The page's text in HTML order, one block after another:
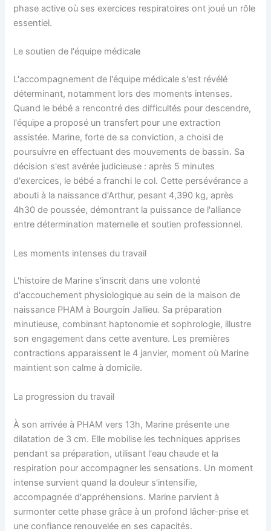
phase active où ses exercices respiratoires ont joué un rôle
essentiel.
Le soutien de l'équipe médicale
L'accompagnement de l'équipe médicale s'est révélé
déterminant, notamment lors des moments intenses.
Quand le bébé a rencontré des difficultés pour descendre,
l'équipe a proposé un transfert pour une extraction
assistée. Marine, forte de sa conviction, a choisi de
poursuivre en effectuant des mouvements de bassin. Sa
décision s'est avérée judicieuse : après 5 minutes
d'exercices, le bébé a franchi le col. Cette persévérance a
abouti à la naissance d'Arthur, pesant 4,390 kg, après
4h30 de poussée, démontrant la puissance de l'alliance
entre détermination maternelle et soutien professionnel.
Les moments intenses du travail
L'histoire de Marine s'inscrit dans une volonté
d'accouchement physiologique au sein de la maison de
naissance PHAM à Bourgoin Jallieu. Sa préparation
minutieuse, combinant haptonomie et sophrologie, illustre
son engagement dans cette aventure. Les premières
contractions apparaissent le 4 janvier, moment où Marine
maintient son calme à domicile.
La progression du travail
À son arrivée à PHAM vers 13h, Marine présente une
dilatation de 3 cm. Elle mobilise les techniques apprises
pendant sa préparation, utilisant l'eau chaude et la
respiration pour accompagner les sensations. Un moment
intense survient quand la douleur s'intensifie,
accompagnée d'appréhensions. Marine parvient à
surmonter cette phase grâce à un profond lâcher-prise et
une confiance renouvelée en ses capacités.